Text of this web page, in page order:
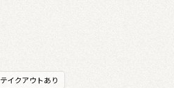
テイクアウトあり